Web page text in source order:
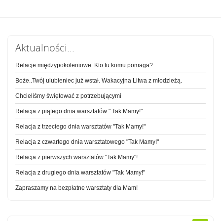
Aktualności...
Relacje międzypokoleniowe. Kto tu komu pomaga?
Boże..Twój ulubieniec już wstał. Wakacyjna Litwa z młodzieżą.
Chcieliśmy świętować z potrzebującymi
Relacja z piątego dnia warsztatów " Tak Mamy!"
Relacja z trzeciego dnia warsztatów "Tak Mamy!"
Relacja z czwartego dnia warsztatowego "Tak Mamy!"
Relacja z pierwszych warsztatów "Tak Mamy"!
Relacja z drugiego dnia warsztatów "Tak Mamy!"
Zapraszamy na bezpłatne warsztaty dla Mam!